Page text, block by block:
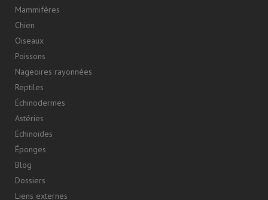
Mammifères
Chien
Oiseaux
Poissons
Nageoires rayonnées
Reptiles
Échinodermes
Astéries
Échinoïdes
Éponges
Blog
Dossiers
Liens externes